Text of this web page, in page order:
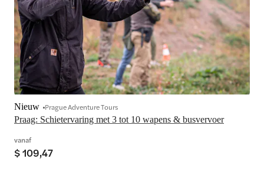
Praag: Schietervaring met 3 tot 10 wapens & busvervoer
Nieuw Prague Adventure Tours
vanaf
$ 109,47